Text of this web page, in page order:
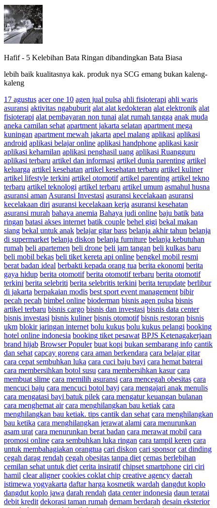
Hafif- 5 Kelebihan Bata Ringan dibandingkan Bata Biasa
lebih baik kualitasnya kak. produk nya SCG emang bukan kaleng-
kaleng
17 agustus acer one 10 agen jual pulsa ahli fisioterapi ahli waris
asuransi aktivitas ngabuburit alat alat kedokteran alat elektronik alat
fisioterapi alat pembayaran non tunai alat rumah tangga anak muda
aneka camilan sehat apartment jakarta selatan apartment mega
kuningan apartment mewah jakarta apel malang aplikasi aplikasi
android aplikasi belajar online aplikasi handphone aplikasi kasir
aplikasi kehamilan aplikasi penghasil uang aplikasi Ruangguru
aplikasi terbaru artikel dan informasi artikel dunia parenting artikel
keluarga artikel kesehatan artikel kesehatan terbaru artikel kuliner
artikel lifestyle terkini artikel otomotif artikel parenting artikel tekno
terbaru artikel teknologi artikel terbaru artikel umum asmahul husna
asuransi aman Asuransi Investasi asuransi kecelakaan asuransi
kecelakaan diri asuransi kecelakaan kerja asuransi kesehatan
asuransi murah bahaya anemia Bahaya judi online baju batik bata
ringan batasi akses internet batik couple behel gigi bekal makan
siang bekal untuk anak belajar gitar bass belanja akhir tahun belanja
di supermarket belanja diskon belanja furniture belanja kebutuhan
rumah beli apartemen beli drone beli jam tangan beli kulkas baru
beli mobil bekas beli tiket kereta api online bengkel mobil resmi
berat badan ideal berbakti kepada orang tua berita ekonomi berita
gaya hidup berita otomotif berita otomotif terbaru berita otomotif
terkini berita selebriti berita selebritis terkini berita terupdate berlibur
di jakarta berpakaian modis best sport event management bibir
pecah pecah bimbel online bioderman bisnis agen pulsa bisnis
artikel terbaru bisnis cargo bisnis dan investasi bisnis data center
bisnis investasi bisnis kuliner bisnis otomotif bisnis restoran bisnis
ukm blokir jaringan internet bolu kukus bolu kukus pelangi booking
hotel online indonesia booking tiket pesawat BPJS Ketenagakerjaan
brand hijab Browser Populer buat kopi bukan sembarang info cantik
dan sehat capcay goreng cara aman berkendara cara belajar gitar
cara cepat sembuhkan luka cara cuci baju bayi cara hemat baterai
cara membersihkan botol susu cara membersihkan kasur cara
membuat slime cara memilih asuransi cara mencegah obesitas cara
mencuci baju cara mencuci botol bayi cara mengajari anak menulis
cara mengatasi bayi batuk pilek cara mengatur keuangan bulanan
cara menghemat air cara menghilangkan bau ketiak cara
menghilangkan bau ketiak. tips cantik dan sehat cara menghilangkan
bau ketika cara menghilangkan jerawat alami cara menurunkan
asam urat cara menurunkan berat badan cara merawat mobil cara
promosi online cara sembuhkan luka ringan cara tampil keren cara
untuk membahagiakan orangtua cari diskon cari sponsor cat dinding
cegah darag rendah cegah obesitas tanpa diet cemas berlebihan
cemilan sehat untuk diet cerita insiratif chipset smartphone ciri ciri
hamil clear aligner cookies coklat chip creative agency daerah
istimewa yogyakarta daftar harga kosmetik wardah dangdut koplo
dangdut koplo jawa darah rendah data center indonesia daun teratai
debit kredit dekorasi taman rumah demam berdarah desain eksterior